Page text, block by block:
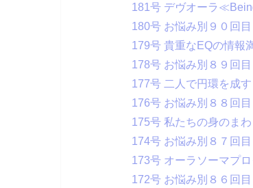
181号 デヴオーラ
180号 お悩み別９０回目
179号 貴重なEQの情報
178号 お悩み別８９回
177号 二人で円環を成
176号 お悩み別８８回
175号 私たちの身のま
174号 お悩み別８７回目
173号 オーラソーマプ
172号 お悩み別８６回目